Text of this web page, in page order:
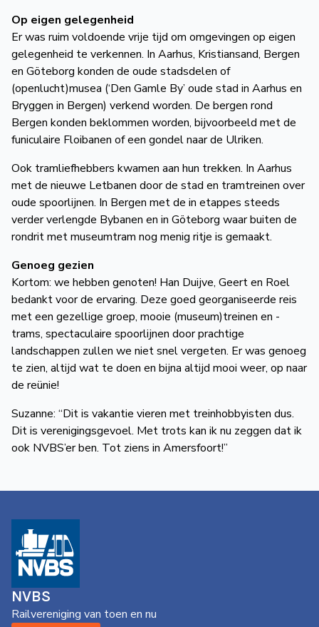
Op eigen gelegenheid
Er was ruim voldoende vrije tijd om omgevingen op eigen
gelegenheid te verkennen. In Aarhus, Kristiansand, Bergen
en Göteborg konden de oude stadsdelen of
(openlucht)musea (‘Den Gamle By’ oude stad in Aarhus en
Bryggen in Bergen) verkend worden. De bergen rond
Bergen konden beklommen worden, bijvoorbeeld met de
funiculaire Floibanen of een gondel naar de Ulriken.
Ook tramliefhebbers kwamen aan hun trekken. In Aarhus
met de nieuwe Letbanen door de stad en tramtreinen over
oude spoorlijnen. In Bergen met de in etappes steeds
verder verlengde Bybanen en in Göteborg waar buiten de
rondrit met museumtram nog menig ritje is gemaakt.
Genoeg gezien
Kortom: we hebben genoten! Han Duijve, Geert en Roel
bedankt voor de ervaring. Deze goed georganiseerde reis
met een gezellige groep, mooie (museum)treinen en -
trams, spectaculaire spoorlijnen door prachtige
landschappen zullen we niet snel vergeten. Er was genoeg
te zien, altijd wat te doen en bijna altijd mooi weer, op naar
de reünie!
Suzanne: “Dit is vakantie vieren met treinhobbyisten dus.
Dit is verenigingsgevoel. Met trots kan ik nu zeggen dat ik
ook NVBS’er ben. Tot ziens in Amersfoort!”
NVBS
Railvereniging van toen en nu